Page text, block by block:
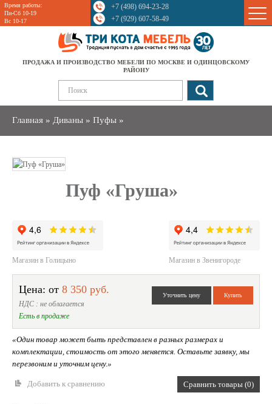
Время работы:
Пн-Сб 10-19
Вс 10-17
+7 (498) 694-23-28
+7 (929) 607-58-49
ПРОДАЖА И ПРОИЗВОДСТВО МЕБЕЛИ ПО МОСКВЕ И ОДИНЦОВСКОМУ
РАЙОНУ
Главная » Диваны » Пуфы »
Sale
Пуф «Груша»
Магазин в Голицыно Магазин в Звенигороде
Цена: от 8 350 руб.
НДС : не облагается
Есть в продаже
«Один товар может быть представлен в разных размерах и
комплектации, стоимость от этого меняется. Оставьте заявку, мы
перезвоним и уточним цену.»
Добавить к сравнению Сравнить товары (0)